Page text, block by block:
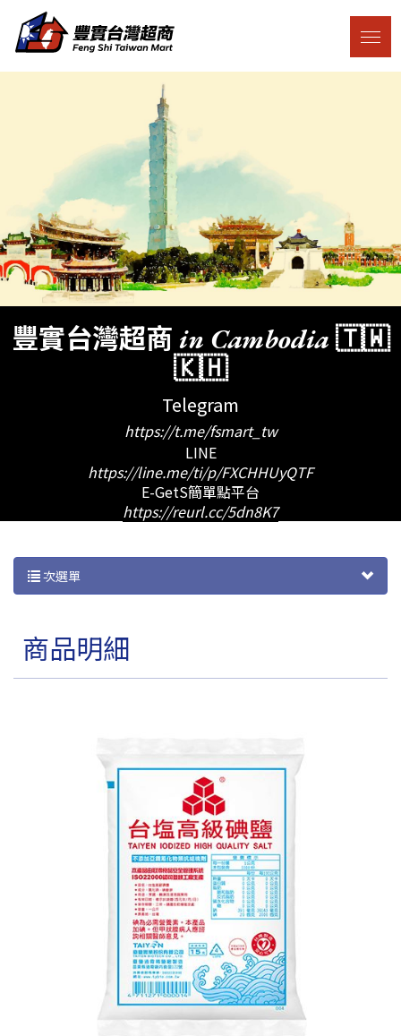
豐實台灣超商 in Cambodia 🇹🇼
🇰🇭
Telegram
https://t.me/fsmart_tw
LINE
https://line.me/ti/p/FXCHHUyQTF
E-GetS簡單點平台
https://reurl.cc/5dn8K7
次選單
商品明細